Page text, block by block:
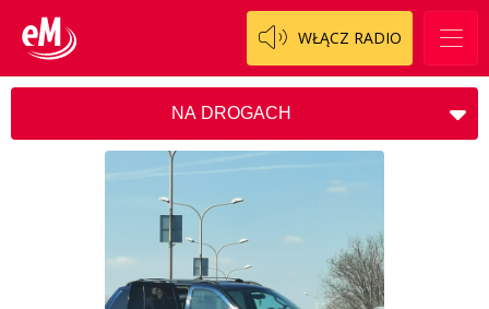
WŁĄCZ RADIO
NA DROGACH
ALERT
AWARIE
CIEKAWOSTKI
KOSCIÓŁ